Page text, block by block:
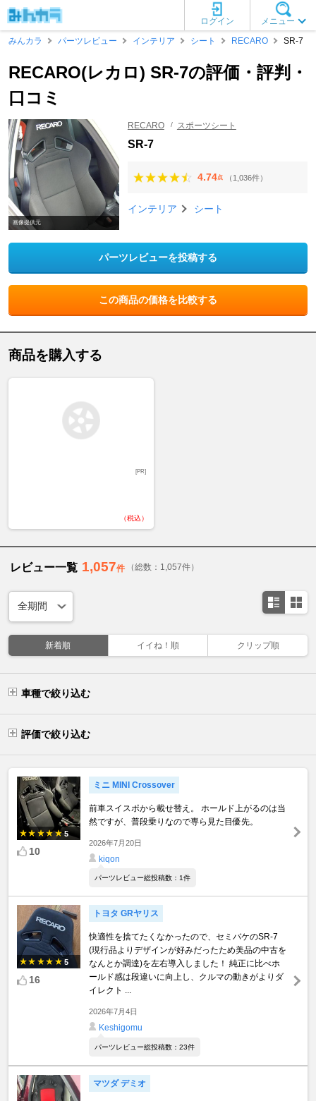
メニュー
ログイン
みんカラ
パーツレビュー インテリア シート RECARO SR-7
RECARO(レカロ) SR-7の評価・評判・
口コミ
画像提供元
RECARO スポーツシート
SR-7
4.74点 （1,036件）
インテリア シート
パーツレビューを投稿する
この商品の価格を比較する
商品を購入する
[PR]
（税込）
レビュー一覧 1,057件 （総数：1,057件）
新着順 イイね！順 クリップ順
車種で絞り込む
評価で絞り込む
5
10
ミニ MINI Crossover
前車スイスポから載せ替え。 ホールド上がるのは当
然ですが、普段乗りなので専ら見た目優先。
2026年7月20日
kiqon
パーツレビュー総投稿数：1件
5
16
トヨタ GRヤリス
快適性を捨てたくなかったので、セミバケのSR-7
(現行品よりデザインが好みだったため美品の中古を
なんとか調達)を左右導入しました！ 純正に比べホ
ールド感は段違いに向上し、クルマの動きがよりダ
イレクト ...
2026年7月4日
Keshigomu
パーツレビュー総投稿数：23件
マツダ デミオ